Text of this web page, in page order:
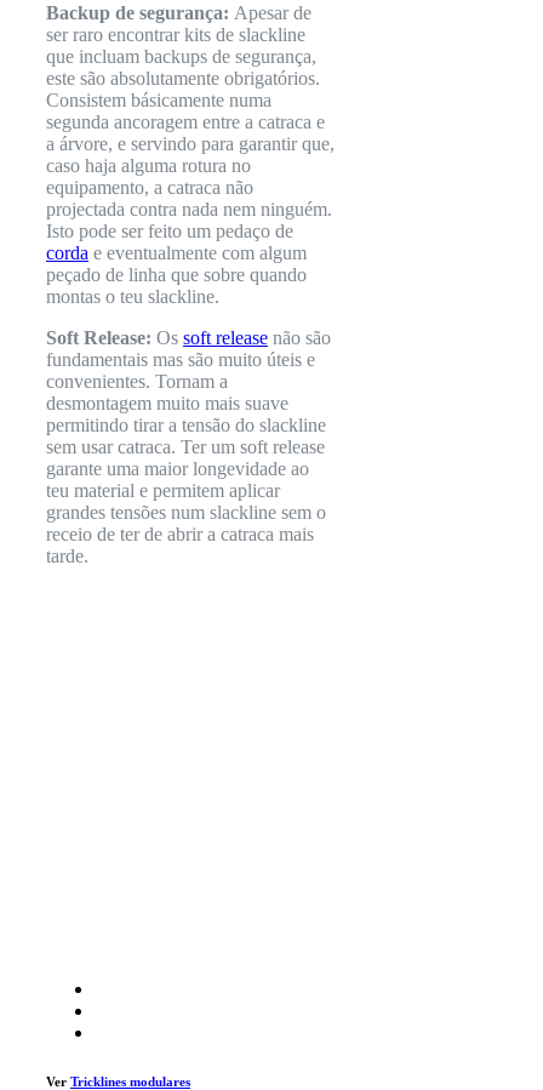
Backup de segurança: Apesar de
ser raro encontrar kits de slackline
que incluam backups de segurança,
este são absolutamente obrigatórios.
Consistem básicamente numa
segunda ancoragem entre a catraca e
a árvore, e servindo para garantir que,
caso haja alguma rotura no
equipamento, a catraca não
projectada contra nada nem ninguém.
Isto pode ser feito um pedaço de
corda e eventualmente com algum
peçado de linha que sobre quando
montas o teu slackline.
Soft Release: Os soft release não são
fundamentais mas são muito úteis e
convenientes. Tornam a
desmontagem muito mais suave
permitindo tirar a tensão do slackline
sem usar catraca. Ter um soft release
garante uma maior longevidade ao
teu material e permitem aplicar
grandes tensões num slackline sem o
receio de ter de abrir a catraca mais
tarde.
VerTricklines modulares